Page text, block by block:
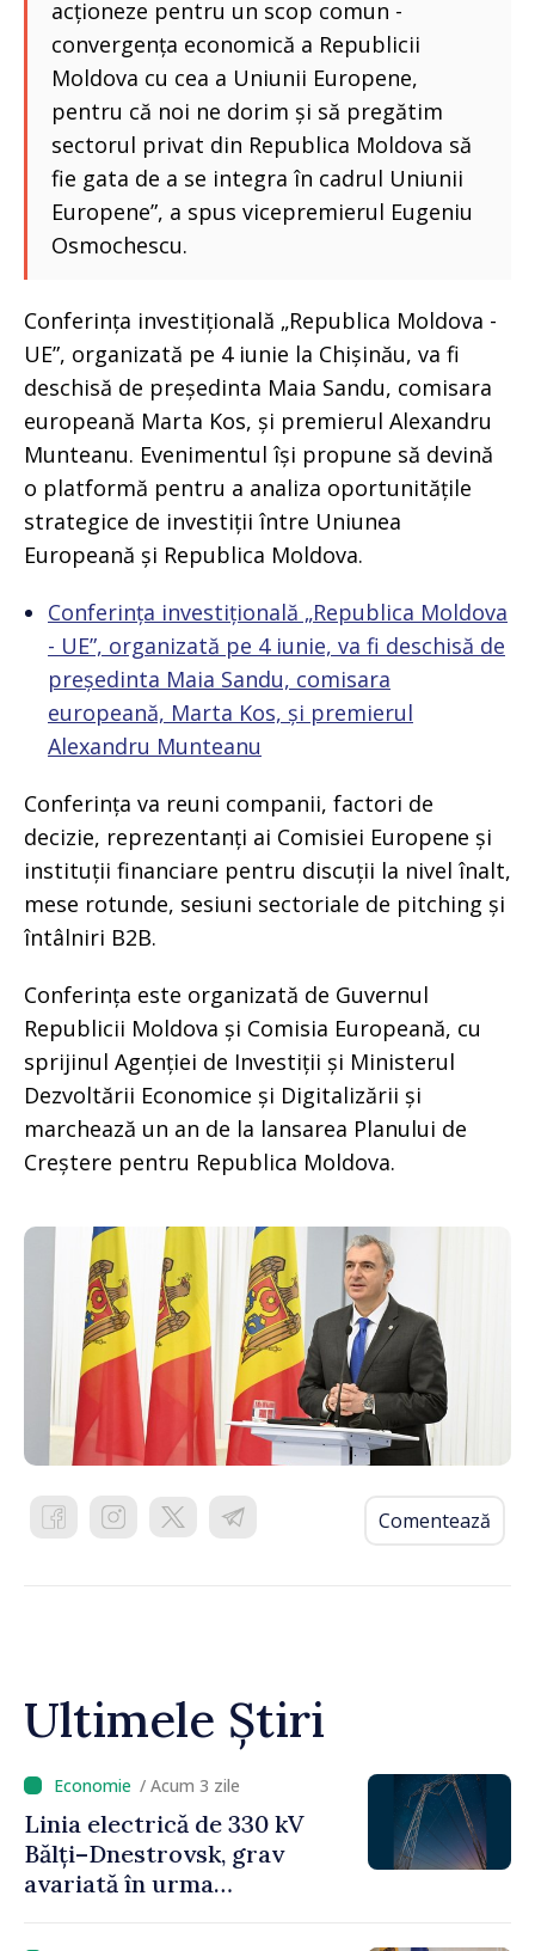
acționeze pentru un scop comun -
convergența economică a Republicii
Moldova cu cea a Uniunii Europene,
pentru că noi ne dorim și să pregătim
sectorul privat din Republica Moldova să
fie gata de a se integra în cadrul Uniunii
Europene”, a spus vicepremierul Eugeniu
Osmochescu.
Conferința investițională „Republica Moldova -
UE”, organizată pe 4 iunie la Chișinău, va fi
deschisă de președinta Maia Sandu, comisara
europeană Marta Kos, și premierul Alexandru
Munteanu. Evenimentul își propune să devină
o platformă pentru a analiza oportunitățile
strategice de investiții între Uniunea
Europeană și Republica Moldova.
Conferința investițională „Republica Moldova
- UE”, organizată pe 4 iunie, va fi deschisă de
președinta Maia Sandu, comisara
europeană, Marta Kos, și premierul
Alexandru Munteanu
Conferința va reuni companii, factori de
decizie, reprezentanți ai Comisiei Europene și
instituții financiare pentru discuții la nivel înalt,
mese rotunde, sesiuni sectoriale de pitching și
întâlniri B2B.
Conferința este organizată de Guvernul
Republicii Moldova și Comisia Europeană, cu
sprijinul Agenției de Investiții și Ministerul
Dezvoltării Economice și Digitalizării și
marchează un an de la lansarea Planului de
Creștere pentru Republica Moldova.
Comentează
Ultimele Știri
/ Acum 3 zile
Linia electrică de 330 kV
Bălți–Dnestrovsk, grav
avariată în urma